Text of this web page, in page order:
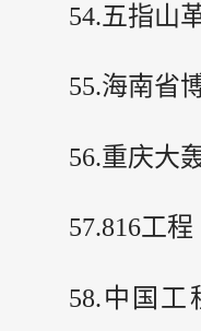
54.五指山
55.海南省
56.重庆大
57.816工程
58.中国工